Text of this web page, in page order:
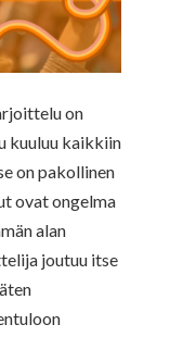
on
kuuluu kaikkiin
on pakollinen
ovat ongelma
alan
joutuu itse